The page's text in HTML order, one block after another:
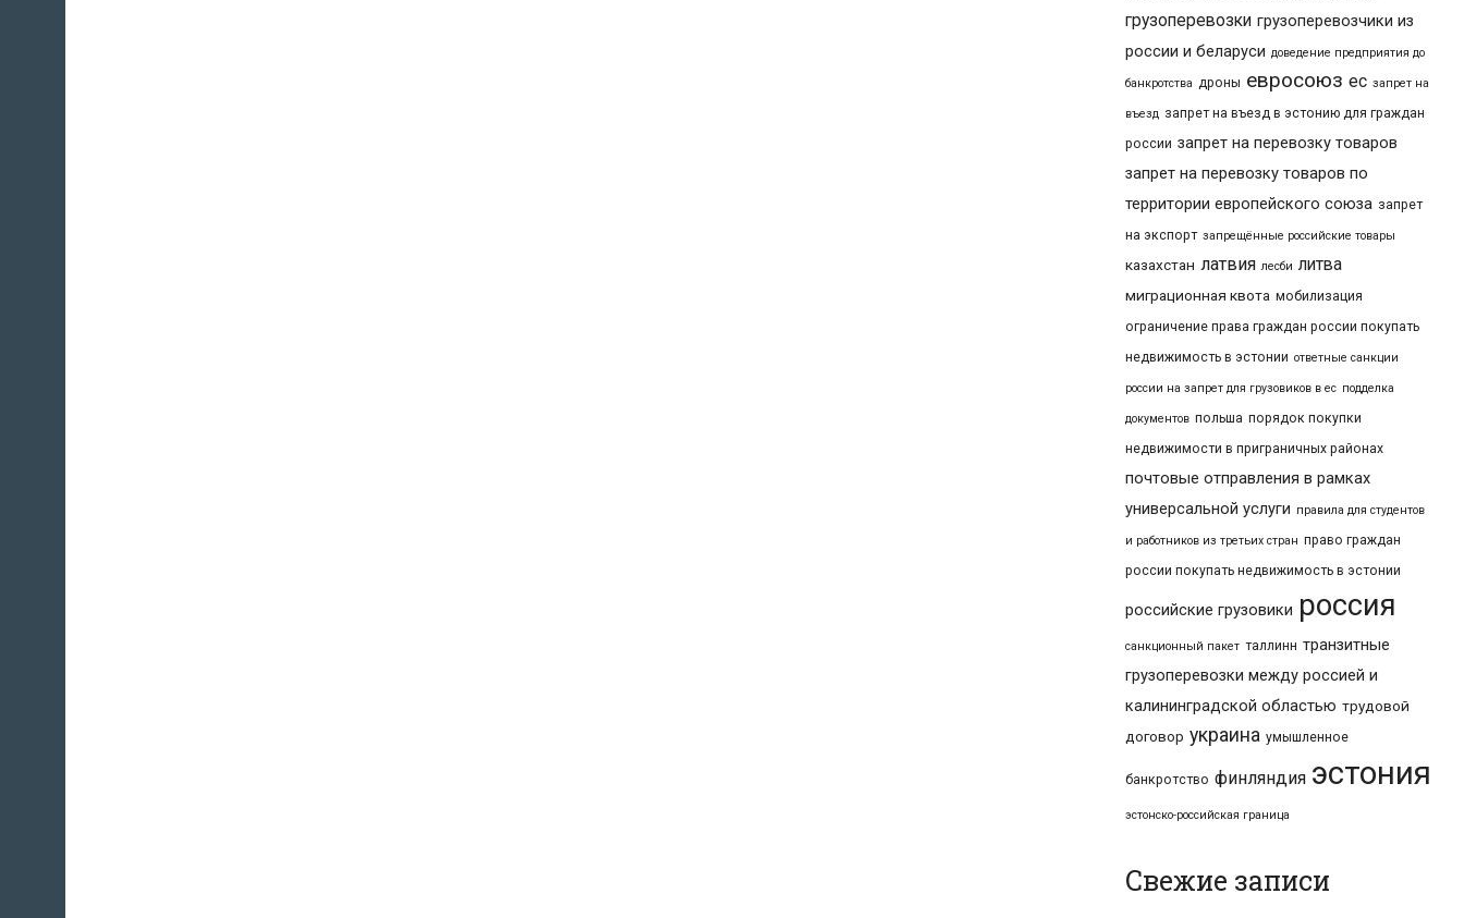
грузоперевозки грузоперевозчики из
россии и беларуси доведение предприятия до
банкротства дроны евросоюз ес запрет на
въезд запрет на въезд в эстонию для граждан
россии запрет на перевозку товаров
запрет на перевозку товаров по
территории европейского союза запрет
на экспорт запрещённые российские товары
казахстан латвия лесби литва
миграционная квота мобилизация
ограничение права граждан россии покупать
недвижимость в эстонии ответные санкции
россии на запрет для грузовиков в ес подделка
документов польша порядок покупки
недвижимости в приграничных районах
почтовые отправления в рамках
универсальной услуги правила для студентов
и работников из третьих стран право граждан
россии покупать недвижимость в эстонии
российские грузовики россия
санкционный пакет таллинн транзитные
грузоперевозки между россией и
калининградской областью трудовой
договор украина умышленное
банкротство финляндия эстония
эстонско-российская граница
Свежие записи